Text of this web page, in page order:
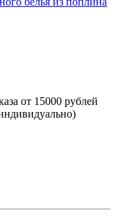
от 15000 рублей